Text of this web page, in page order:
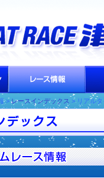
>レースインデックス > リアル